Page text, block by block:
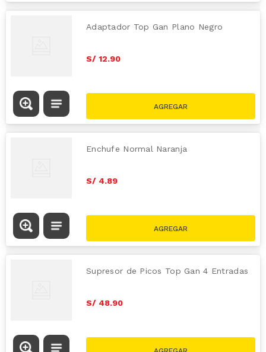
Adaptador Top Gan Plano Negro
S/ 12.90
Enchufe Normal Naranja
S/ 4.89
Supresor de Picos Top Gan 4 Entradas
S/ 48.90